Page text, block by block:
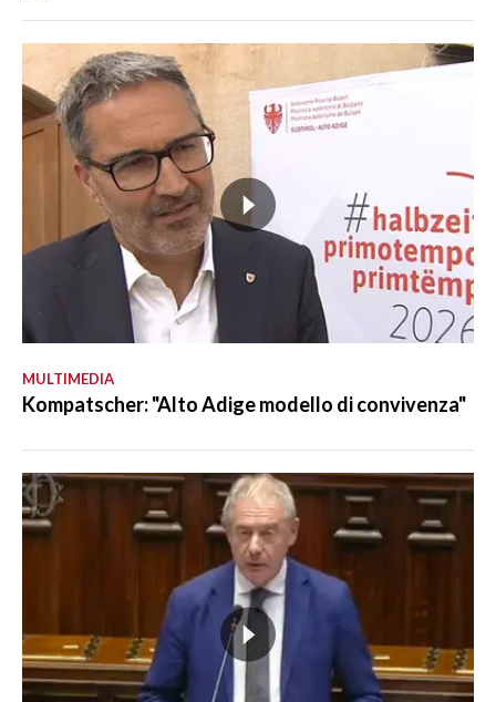
MULTIMEDIA
Kompatscher: "Alto Adige modello di convivenza"